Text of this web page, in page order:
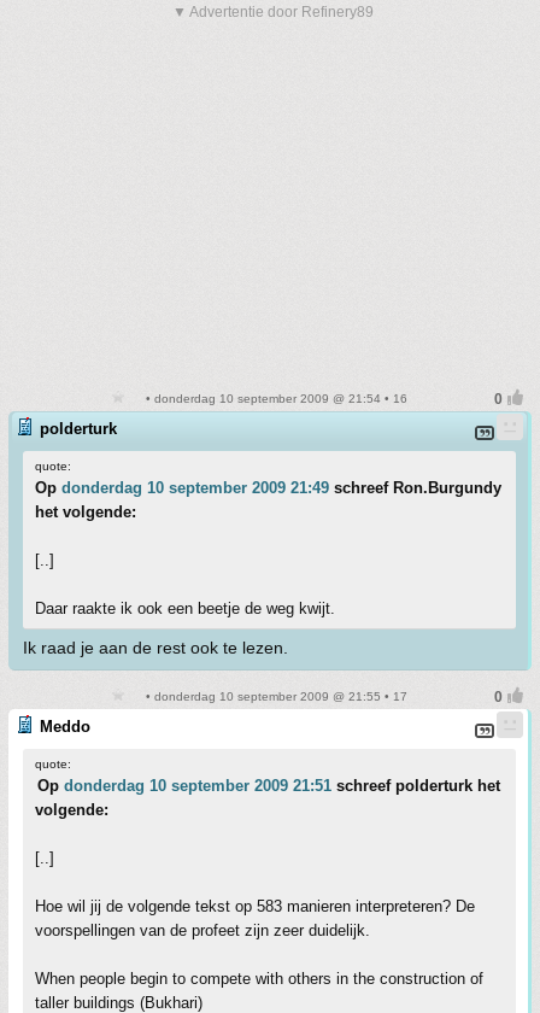
▼ Advertentie door Refinery89
• donderdag 10 september 2009 @ 21:54 • 16
polderturk
quote:
Op donderdag 10 september 2009 21:49 schreef Ron.Burgundy
het volgende:
[..]
Daar raakte ik ook een beetje de weg kwijt.
Ik raad je aan de rest ook te lezen.
• donderdag 10 september 2009 @ 21:55 • 17
Meddo
quote:
Op donderdag 10 september 2009 21:51 schreef polderturk het
volgende:
[..]
Hoe wil jij de volgende tekst op 583 manieren interpreteren? De
voorspellingen van de profeet zijn zeer duidelijk.
When people begin to compete with others in the construction of
taller buildings (Bukhari)